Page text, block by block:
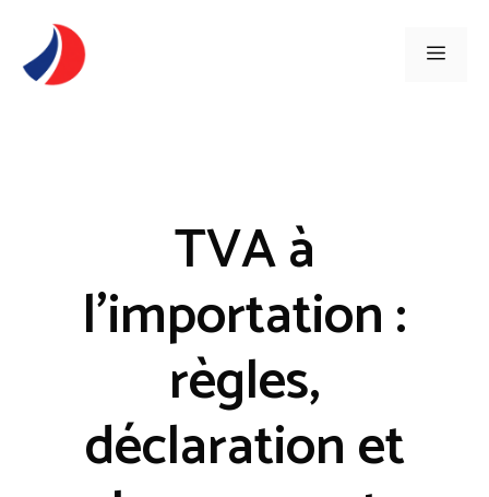
contenu
Menu
TVA à
l’importation :
règles,
déclaration et